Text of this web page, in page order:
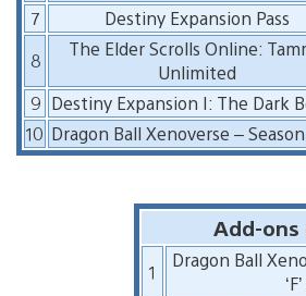
7
Destiny Expansion Pass
8
The Elder Scrolls Online:
Unlimited
9 Destiny Expansion I: The Dark
10 Dragon Ball Xenoverse – Season
Add-ons
1
Dragon Ball